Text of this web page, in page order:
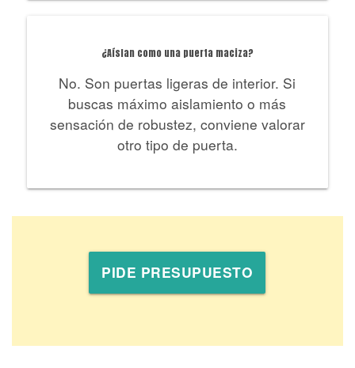
¿Aíslan como una puerta maciza?
No. Son puertas ligeras de interior. Si
buscas máximo aislamiento o más
sensación de robustez, conviene valorar
otro tipo de puerta.